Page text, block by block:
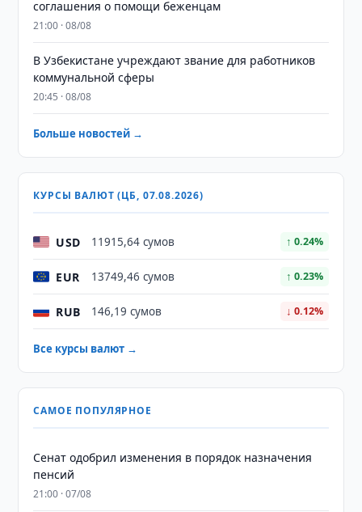
соглашения о помощи беженцам
21:00 · 08/08
В Узбекистане учреждают звание для работников
коммунальной сферы
20:45 · 08/08
Больше новостей →
КУРСЫ ВАЛЮТ (ЦБ, 07.08.2026)
USD 11915,64 сумов ↑ 0.24%
EUR 13749,46 сумов ↑ 0.23%
RUB 146,19 сумов ↓ 0.12%
Все курсы валют →
САМОЕ ПОПУЛЯРНОЕ
Сенат одобрил изменения в порядок назначения
пенсий
21:00 · 07/08